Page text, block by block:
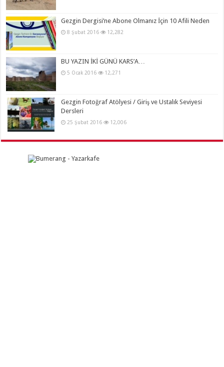
Gezgin Dergisi’ne Abone Olmanız İçin 10 Afili Neden
8 Şubat 2016 12,282
BU YAZIN İKİ GÜNÜ KARS’A…
5 Ocak 2016 12,271
Gezgin Fotoğraf Atölyesi / Giriş ve Ustalık Seviyesi
Dersleri
25 Şubat 2016 12,006